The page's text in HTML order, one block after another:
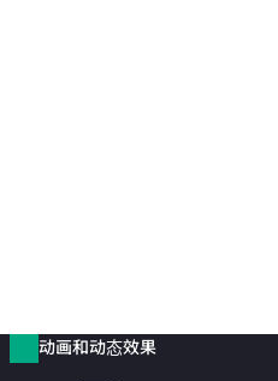
动画和动态效果